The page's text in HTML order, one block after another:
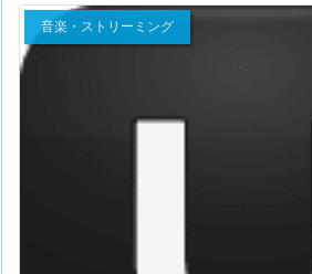
音楽・ストリーミング